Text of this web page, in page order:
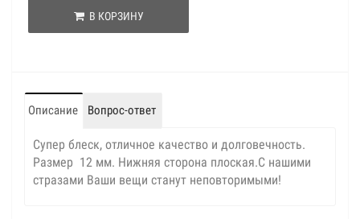
В КОРЗИНУ
Описание Вопрос-ответ
Супер блеск, отличное качество и долговечность.
Размер 12 мм. Нижняя сторона плоская.С нашими
стразами Ваши вещи станут неповторимыми!